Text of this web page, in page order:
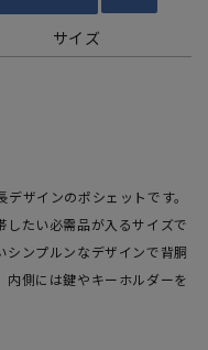
サイズ
ザインのポシェットです。
たい必需品が入るサイズで
シンプルンなデザインで背胴
側には鍵やキーホルダーを